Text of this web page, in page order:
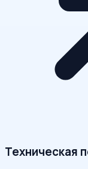
Техническая